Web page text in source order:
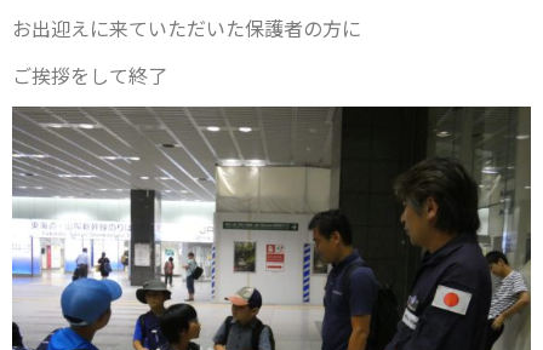
お出迎えに来ていただいた保護者の方に
ご挨拶をして終了